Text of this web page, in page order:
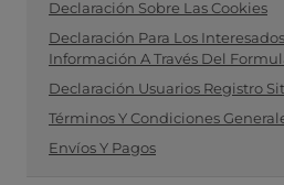
Declaración Sobre Las Cookies
Declaración Para Los
Información A Través Del
Declaración Usuarios Registro
Términos Y Condiciones
Envíos Y Pagos